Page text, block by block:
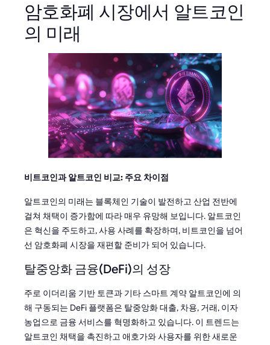
암호화폐 시장에서 알트코인
의 미래
비트코인과 알트코인 비교: 주요 차이점
알트코인의 미래는 블록체인 기술이 발전하고 산업 전반에
걸쳐 채택이 증가함에 따라 매우 유망해 보입니다. 알트코인
은 혁신을 주도하고, 사용 사례를 확장하며, 비트코인을 넘어
선 암호화폐 시장을 재편할 준비가 되어 있습니다.
탈중앙화 금융(DeFi)의 성장
주로 이더리움 기반 토큰과 기타 스마트 계약 알트코인에 의
해 구동되는 DeFi 플랫폼은 탈중앙화 대출, 차용, 거래, 이자
농업으로 금융 서비스를 혁명화하고 있습니다. 이 트렌드는
알트코인 채택을 촉진하고 애호가와 사용자를 위한 새로운